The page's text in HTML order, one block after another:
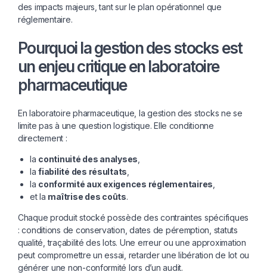
des impacts majeurs, tant sur le plan opérationnel que
réglementaire.
Pourquoi la gestion des stocks est
un enjeu critique en laboratoire
pharmaceutique
En laboratoire pharmaceutique, la gestion des stocks ne se
limite pas à une question logistique. Elle conditionne
directement :
la continuité des analyses
lafiabilité des résultats
la conformité aux exigences réglementaires
et la maîtrise des coûts.
Chaque produit stocké possède des contraintes spécifiques
: conditions de conservation, dates de péremption, statuts
qualité, traçabilité des lots. Une erreur ou une approximation
peut compromettre un essai, retarder une libération de lot ou
générer une non-conformité lors d’un audit.